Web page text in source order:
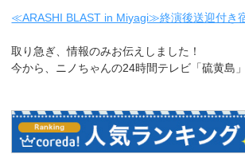
≪ARASHI BLAST in Miyagi≫終演後送迎付き
取り急ぎ、情報のみお伝えしました！
今から、ニノちゃんの24時間テレビ「硫黄島」